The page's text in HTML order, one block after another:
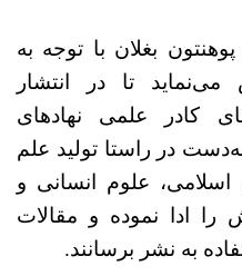
بغلان با توجه به
تا در انتشار
کادر علمی نهادهای
در راستا تولید علم
علوم انسانی و
ادا نموده و مقالات
به نشر برسانند.